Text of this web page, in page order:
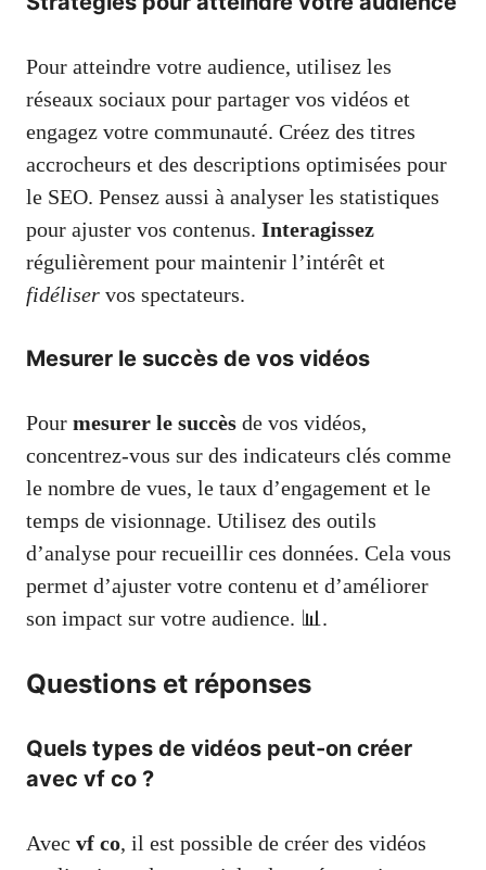
Pour atteindre votre audience, utilisez les
réseaux sociaux pour partager vos vidéos et
engagez votre communauté. Créez des titres
accrocheurs et des descriptions optimisées pour
le SEO. Pensez aussi à analyser les statistiques
pour ajuster vos contenus. Interagissez
régulièrement pour maintenir l’intérêt et
fidéliser vos spectateurs.
Mesurer le succès de vos vidéos
Pour mesurer le succès de vos vidéos,
concentrez-vous sur des indicateurs clés comme
le nombre de vues, le taux d’engagement et le
temps de visionnage. Utilisez des outils
d’analyse pour recueillir ces données. Cela vous
permet d’ajuster votre contenu et d’améliorer
son impact sur votre audience. 📊.
Questions et réponses
Quels types de vidéos peut-on créer
avec vf co ?
Avec vf co, il est possible de créer des vidéos